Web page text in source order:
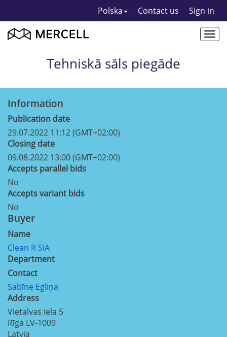
Polska Contact us Sign in
Tehniskā sāls piegāde
Information
Publication date
29.07.2022 11:12 (GMT+02:00)
Closing date
09.08.2022 13:00 (GMT+02:00)
Accepts parallel bids
No
Accepts variant bids
No
Buyer
Name
Clean R SIA
Department
Contact
Sabīne Egliņa
Address
Vietalvas iela 5
Rīga LV-1009
Latvia